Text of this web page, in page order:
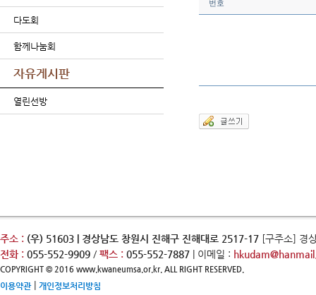
다도회
함께나눔회
자유게시판
열린선방
번호
주소 : (우) 51603 | 경상남도 창원시 진해구 진해대로 2517-17 [구주소] 경
전화 : 055-552-9909 / 팩스 : 055-552-7887 | 이메일 :
COPYRIGHT © 2016 www.kwaneumsa.or.kr. ALL RIGHT RESERVED.
이용약관| 개인정보처리방침